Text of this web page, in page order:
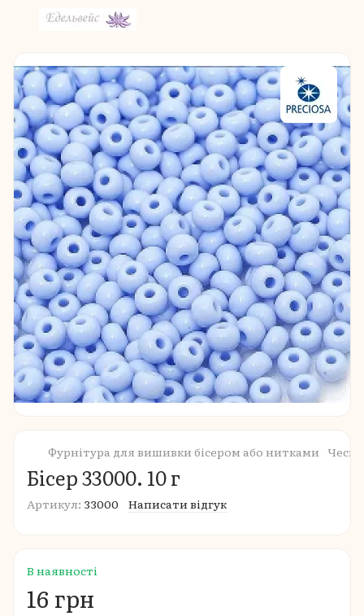
Фурнітура для вишивки бісером або нитками
Бісер 33000. 10 г
Артикул: 33000 Написати відгук
В наявності
16 грн